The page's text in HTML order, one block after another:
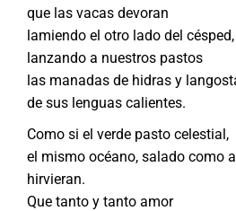
que las vacas devoran
lamiendo el otro lado del césped,
lanzando a nuestros pastos
las manadas de hidras y
de sus lenguas calientes.
Como si el verde pasto celestial,
el mismo océano, salado como
hirvieran.
Que tanto y tanto amor